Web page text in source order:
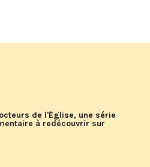
de l'Église, une série
à redécouvrir sur